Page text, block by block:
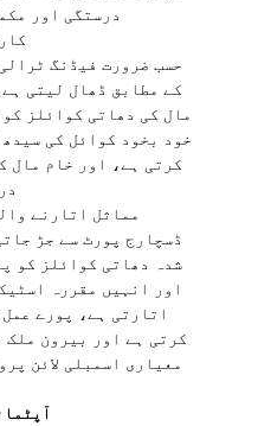
درستگی اور
حسب ضرورت فیڈنگ
کے مطابق ڈھال لیتی
مال کی دھاتی کوائلز کو
خود بخود کوائل کی
کرتی ہے، اور خام مال
مماثل اتارنے
ڈسچارج پورٹ سے جڑ
شدہ دھاتی کوائلز کو
اور انہیں مقررہ
اتارتی ہے، پورے
کرتی ہے اور بیرون ملک
معیاری اسمبلی لائن
2)